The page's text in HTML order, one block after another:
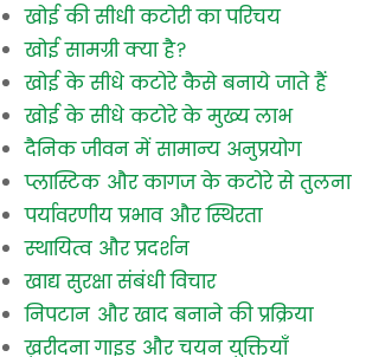
खोई की सीधी कटोरी का परिचय
खोई सामग्री क्या है?
खोई के सीधे कटोरे कैसे बनाये जाते हैं
खोई के सीधे कटोरे के मुख्य लाभ
दैनिक जीवन में सामान्य अनुप्रयोग
प्लास्टिक और कागज के कटोरे से तुलना
पर्यावरणीय प्रभाव और स्थिरता
स्थायित्व और प्रदर्शन
खाद्य सुरक्षा संबंधी विचार
निपटान और खाद बनाने की प्रक्रिया
ख़रीदना गाइड और चयन युक्तियाँ